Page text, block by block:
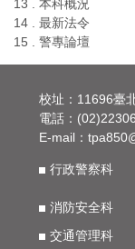
13 . 本科概況
14 . 最新法令
15 . 警專論壇
校址：11696臺
電話：
E-mail：
行政警察科
消防安全科
交通管理科